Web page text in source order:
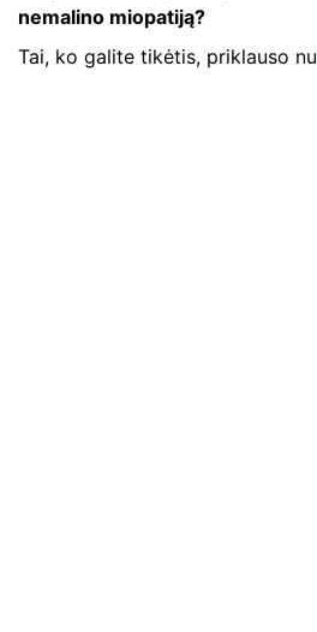
nemalino miopatiją?
Tai, ko galite tikėtis, priklauso